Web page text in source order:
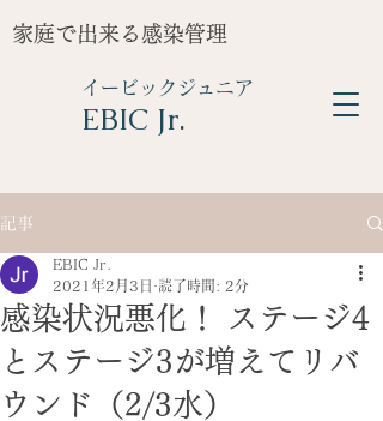
家庭で出来る感染管理
イービックジュニア
​EBIC Jr.
記事
感染状況悪化！ ステージ4
とステージ3が増えてリバ
ウンド（2/3水）
EBIC Jr.
2021年2月3日
読了時間: 2分